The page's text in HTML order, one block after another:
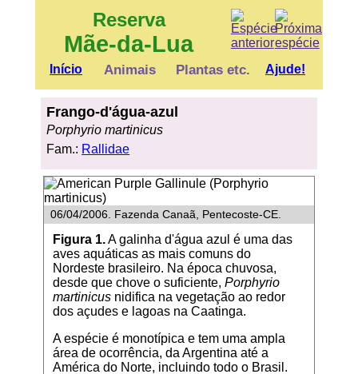
Reserva
Mãe-da-Lua
Início Animais Plantas etc. Ajude!
Frango-d'água-azul
Porphyrio martinicus
Fam.: Rallidae
06/04/2006. Fazenda Canaã, Pentecoste-CE.
Figura 1.A galinha d'água azul é uma das
aves aquáticas as mais comuns do
Nordeste brasileiro. Na época chuvosa,
desde que chove o suficiente, Porphyrio
martinicusnidifica na vegetação ao redor
dos açudes e lagoas na Caatinga.
A espécie é monotípica e tem uma ampla
área de ocorrência, da Argentina até a
América do Norte, incluindo todo o Brasil.